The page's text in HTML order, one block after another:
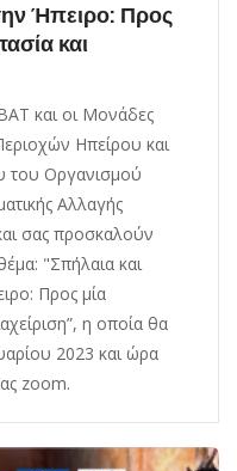
Ήπειρο: Προς
και
και οι Μονάδες
Ηπείρου και
του Οργανισμού
Αλλαγής
σας προσκαλούν
"Σπήλαια και
Προς μία
η οποία θα
2023 και ώρα
zoom.